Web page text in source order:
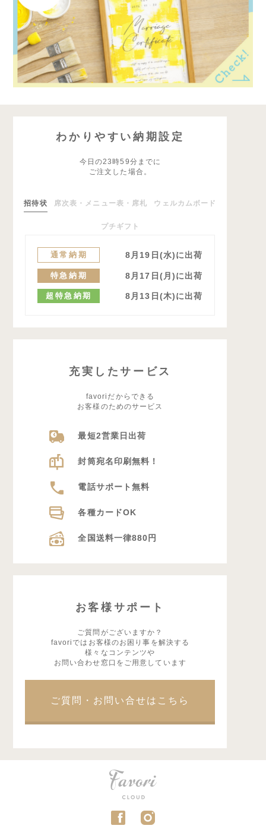
わかりやすい納期設定
今日の23時59分までに
ご注文した場合。
招待状 席次表・メニュー表・席札 ウェルカムボード
プチギフト
通常納期 8月19日(水)に出荷
特急納期 8月17日(月)に出荷
超特急納期 8月13日(木)に出荷
充実したサービス
favoriだからできる
お客様のためのサービス
最短2営業日出荷
封筒宛名印刷無料！
電話サポート無料
各種カードOK
全国送料一律880円
お客様サポート
ご質問がございますか？
favoriではお客様のお困り事を解決する
様々なコンテンツや
お問い合わせ窓口をご用意しています
ご質問・お問い合せはこちら